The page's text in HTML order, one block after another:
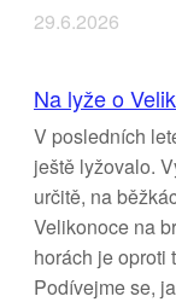
29.6.2026
Na lyže o
V posledních
ještě lyžovalo.
určitě, na
Velikonoce na
horách je oproti
Podívejme se,